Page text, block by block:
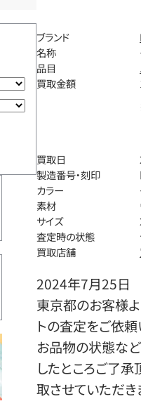
ブランド
名称
品目
買取金額
買取日
製造番号・刻印
カラー
素材
サイズ
査定時の状態
買取店舗
2024年7月25日
東京都のお客様
トの査定をご依頼
お品物の状態など
したところご了
取させていただき